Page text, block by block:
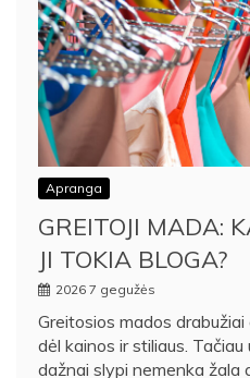
Apranga
GREITOJI MADA:
JI TOKIA BLOGA?
2026 7 gegužės
Greitosios mados
dėl kainos ir stiliaus.
dažnai slypi nemenka žala